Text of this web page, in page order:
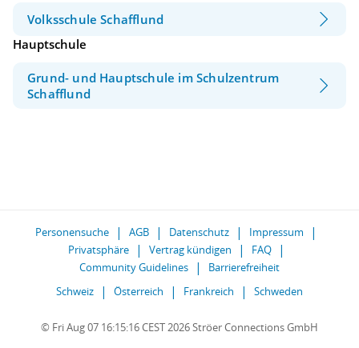
Volksschule Schafflund
Hauptschule
Grund- und Hauptschule im Schulzentrum
Schafflund
Personensuche AGB Datenschutz
Impressum
Privatsphäre
Vertrag kündigen
FAQ
Community Guidelines
Barrierefreiheit
Schweiz
Österreich Frankreich Schweden
© Fri Aug 07 16:15:16 CEST 2026 Ströer Connections GmbH